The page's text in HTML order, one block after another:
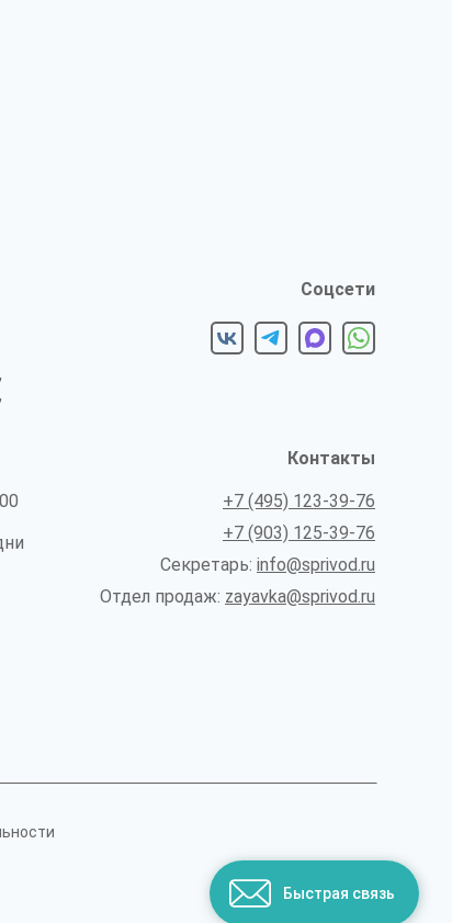
Соцсети
Контакты
+7 (495) 123-39-76
+7 (903) 125-39-76
Секретарь: info@sprivod.ru
Отдел продаж: zayavka@sprivod.ru
Быстрая связь